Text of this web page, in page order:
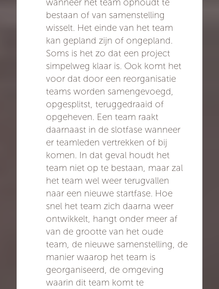
wanneer het team ophoudt te
bestaan of van samenstelling
wisselt. Het einde van het team
kan gepland zijn of ongepland.
Soms is het zo dat een project
simpelweg klaar is. Ook komt het
voor dat door een reorganisatie
teams worden samengevoegd,
opgesplitst, teruggedraaid of
opgeheven. Een team raakt
daarnaast in de slotfase wanneer
er teamleden vertrekken of bij
komen. In dat geval houdt het
team niet op te bestaan, maar zal
het team wel weer terugvallen
naar een nieuwe startfase. Hoe
snel het team zich daarna weer
ontwikkelt, hangt onder meer af
van de grootte van het oude
team, de nieuwe samenstelling, de
manier waarop het team is
georganiseerd, de omgeving
waarin dit team komt te